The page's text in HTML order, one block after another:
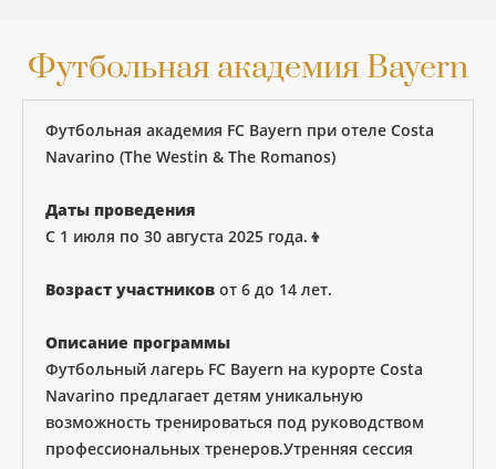
Футбольная академия Bayern
Футбольная академия FC Bayern при отеле Costa
Navarino (The Westin & The Romanos)
Даты проведения
С 1 июля по 30 августа 2025 года.👦
Возраст участников oт 6 до 14 лет.
Описание программы
Футбольный лагерь FC Bayern на курорте Costa
Navarino предлагает детям уникальную
возможность тренироваться под руководством
профессиональных тренеров.Утренняя сессия